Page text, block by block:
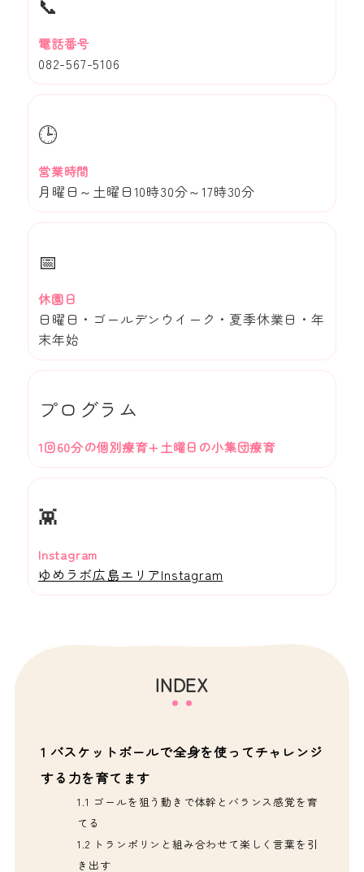
電話番号
082-567-5106
🕒
営業時間
月曜日～土曜日10時30分～17時30分
📅
休園日
日曜日・ゴールデンウイーク・夏季休業日・年
末年始
プログラム
1回60分の個別療育+土曜日の小集団療育
👾
Instagram
ゆめラボ広島エリアInstagram
INDEX
1 バスケットボールで全身を使ってチャレンジ
する力を育てます
1.1 ゴールを狙う動きで体幹とバランス感覚を育
てる
1.2 トランポリンと組み合わせて楽しく言葉を引
き出す